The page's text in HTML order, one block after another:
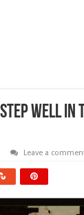
Step Well In
Leave a